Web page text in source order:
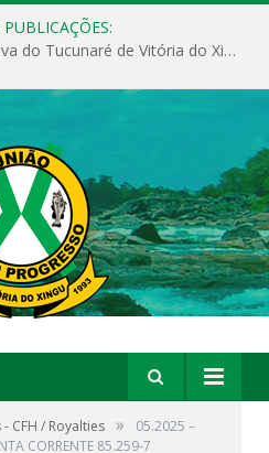
4º Torneio de Pesca Esportiva do Tucunaré de Vitória do Xingu
CFH / Royalties »
05.2025 –
CORRENTE 85.259-7